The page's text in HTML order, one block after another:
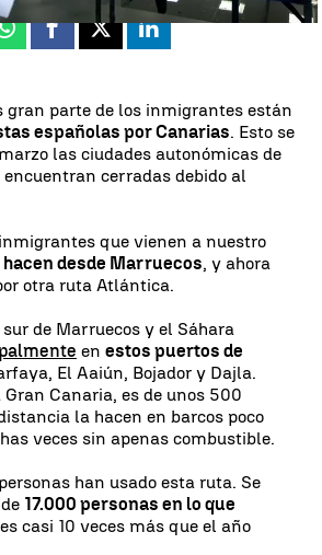
Whatsapp
Facebook
X Linkedin
gran parte de los inmigrantes están
españolas por Canarias. Esto se
las ciudades autonómicas de
cerradas debido al
que vienen a nuestro
desde Marruecos, y ahora
otra ruta Atlántica.
de Marruecos y el Sáhara
en estos puertos de
El Aaiún, Bojador y Dajla.
Canaria, es de unos 500
la hacen en barcos poco
veces sin apenas combustible.
han usado esta ruta. Se
17.000 personas en lo que
casi 10 veces más que el año